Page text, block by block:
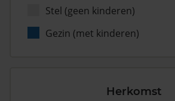
Stel (geen kinderen)
Gezin (met kinderen)
Herkomst